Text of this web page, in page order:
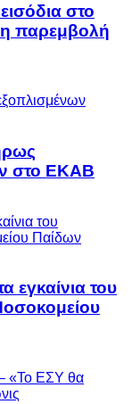
στο
παρεμβολή
στο ΕΚΑΒ
εγκαίνια του